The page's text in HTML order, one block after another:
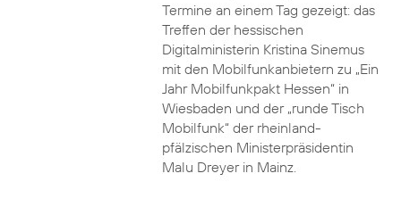
Termine an einem Tag gezeigt: das
Treffen der hessischen
Digitalministerin Kristina Sinemus
mit den Mobilfunkanbietern zu „Ein
Jahr Mobilfunkpakt Hessen“ in
Wiesbaden und der „runde Tisch
Mobilfunk“ der rheinland-
pfälzischen Ministerpräsidentin
Malu Dreyer in Mainz.